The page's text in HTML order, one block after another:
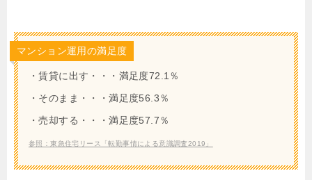
マンション運用の満足度
・賃貸に出す・・・満足度72.1％
・そのまま・・・満足度56.3％
・売却する・・・満足度57.7％
参照：東急住宅リース「転勤事情による意識調査2019」